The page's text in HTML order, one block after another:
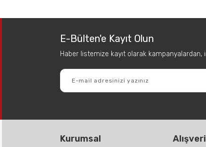
E-Bülten'e Kayıt Olun
Haber listemize kayıt olarak
Kurumsal